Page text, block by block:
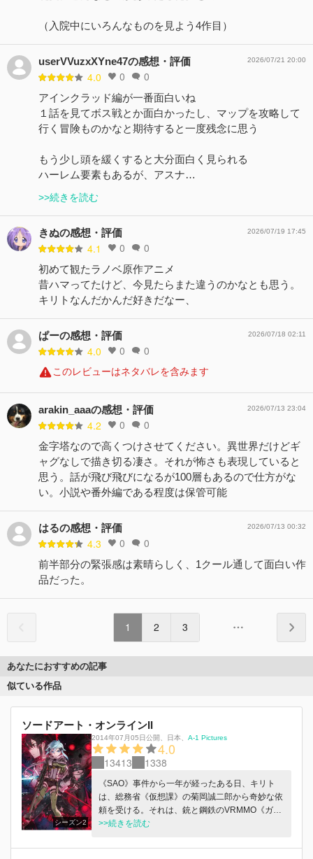
（入院中にいろんなものを見よう4作目）
userVVuzxXYne47の感想・評価
4.0 0 0
2026/07/21 20:00
アインクラッド編が一番面白いね
１話を見てボス戦とか面白かったし、マップを攻略して
行く冒険ものかなと期待すると一度残念に思う
もう少し頭を緩くすると大分面白く見られる
ハーレム要素もあるが、アスナ…
>>続きを読む
きぬの感想・評価
4.1 0 0
2026/07/19 17:45
初めて観たラノベ原作アニメ
昔ハマってたけど、今見たらまた違うのかなとも思う。
キリトなんだかんだ好きだなー、
ぱーの感想・評価
4.0 0 0
2026/07/18 02:11
このレビューはネタバレを含みます
arakin_aaaの感想・評価
4.2 0 0
2026/07/13 23:04
金字塔なので高くつけさせてください。異世界だけどギ
ャグなしで描き切る凄さ。それが怖さも表現していると
思う。話が飛び飛びになるが100層もあるので仕方がな
い。小説や番外編である程度は保管可能
はるの感想・評価
4.3 0 0
2026/07/13 00:32
前半部分の緊張感は素晴らしく、1クール通して面白い作
品だった。
1 2 3
あなたにおすすめの記事
似ている作品
ソードアート・オンラインII
シーズン2
2014年07月05日公開 日本 A-1 Pictures
4.0
13413 1338
《SAO》事件から一年が経ったある日、キリト
は、総務省《仮想課》の菊岡誠二郎から奇妙な依
頼を受ける。それは、銃と鋼鉄のVRMMO《ガン
ゲイル・オンライン（GGO）》で突如発生した
た。漆黒の銃を持つ謎のアバターに撃たれたプレ
>>続きを読む